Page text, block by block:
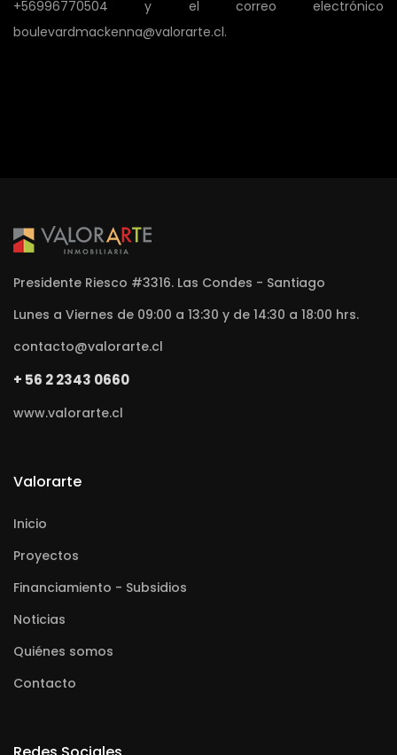
+56996770504 y el correo electrónico
boulevardmackenna@valorarte.cl.
Presidente Riesco #3316. Las Condes - Santiago
Lunes a Viernes de 09:00 a 13:30 y de 14:30 a 18:00 hrs.
contacto@valorarte.cl
+ 56 2 2343 0660
www.valorarte.cl
Valorarte
Inicio
Proyectos
Financiamiento - Subsidios
Noticias
Quiénes somos
Contacto